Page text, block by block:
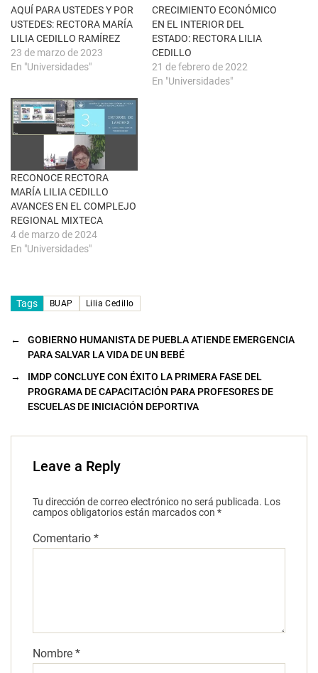
a
n
u
e
v
a
)
a
b
r
e
e
n
u
n
e
n
t
a
n
a
n
u
e
v
a
)
AQUÍ PARA USTEDES Y POR
USTEDES: RECTORA MARÍA
LILIA CEDILLO RAMÍREZ
23 de marzo de 2023
En "Universidades"
CRECIMIENTO ECONÓMICO
EN EL INTERIOR DEL
ESTADO: RECTORA LILIA
CEDILLO
21 de febrero de 2022
En "Universidades"
RECONOCE RECTORA
MARÍA LILIA CEDILLO
AVANCES EN EL COMPLEJO
REGIONAL MIXTECA
4 de marzo de 2024
En "Universidades"
Tags BUAP Lilia Cedillo
←
GOBIERNO HUMANISTA DE PUEBLA ATIENDE EMERGENCIA
PARA SALVAR LA VIDA DE UN BEBÉ
→
IMDP CONCLUYE CON ÉXITO LA PRIMERA FASE DEL
PROGRAMA DE CAPACITACIÓN PARA PROFESORES DE
ESCUELAS DE INICIACIÓN DEPORTIVA
Leave a Reply
Tu dirección de correo electrónico no será publicada. Los
campos obligatorios están marcados con *
Comentario *
Nombre *